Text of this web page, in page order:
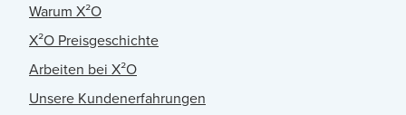
Warum X²O
X²O Preisgeschichte
Arbeiten bei X²O
Unsere Kundenerfahrungen